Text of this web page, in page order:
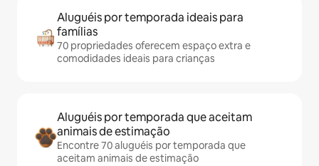
Aluguéis por temporada ideais para
famílias
70 propriedades oferecem espaço extra e
comodidades ideais para crianças
Aluguéis por temporada que aceitam
animais de estimação
Encontre 70 aluguéis por temporada que
aceitam animais de estimação